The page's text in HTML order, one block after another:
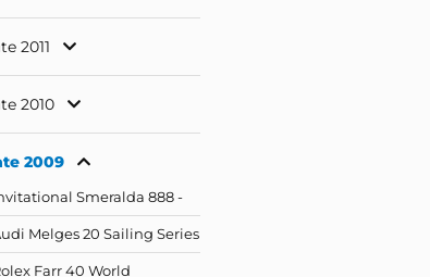
2011
2010
2009
Smeralda 888 -
Melges 20 Sailing Series
Farr 40 World